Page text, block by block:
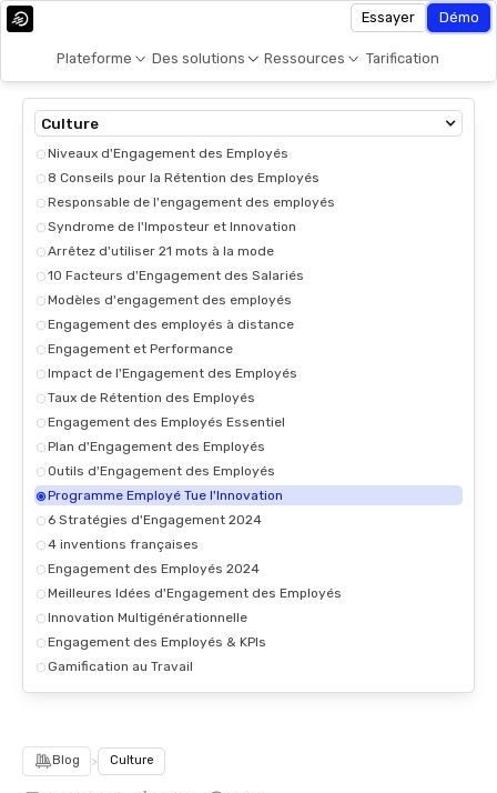
Plateforme Des solutions Ressources Tarification
Essayer Démo
Culture
Niveaux d'Engagement des Employés
8 Conseils pour la Rétention des Employés
Responsable de l'engagement des employés
Syndrome de l'Imposteur et Innovation
Arrêtez d'utiliser 21 mots à la mode
10 Facteurs d'Engagement des Salariés
Modèles d'engagement des employés
Engagement des employés à distance
Engagement et Performance
Impact de l'Engagement des Employés
Taux de Rétention des Employés
Engagement des Employés Essentiel
Plan d'Engagement des Employés
Outils d'Engagement des Employés
Programme Employé Tue l'Innovation
6 Stratégies d'Engagement 2024
4 inventions françaises
Engagement des Employés 2024
Meilleures Idées d'Engagement des Employés
Innovation Multigénérationnelle
Engagement des Employés & KPIs
Gamification au Travail
Blog > Culture